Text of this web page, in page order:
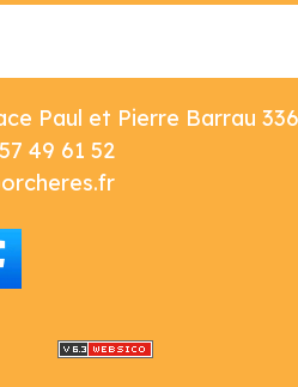
Paul et Pierre Barrau
49 61 52